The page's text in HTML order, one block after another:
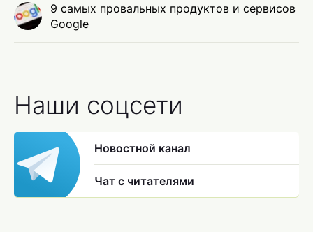
9 самых провальных продуктов и сервисов
Google
Наши соцсети
Новостной канал
Чат с читателями